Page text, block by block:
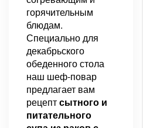
горячительным
блюдам.
Специально для
декабрьского
обеденного стола
наш шеф-повар
предлагает вам
рецептсытного и
питательного